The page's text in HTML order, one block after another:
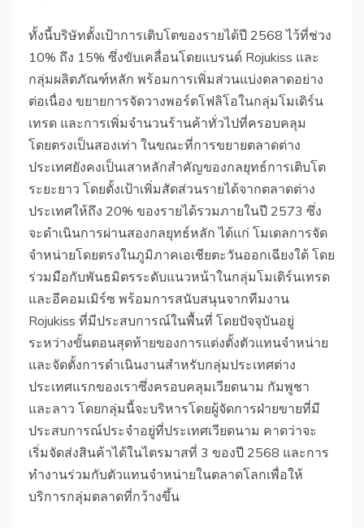
ทั้งนี้บริษัทตั้งเป้าการเติบโตของรายได้ปี 2568 ไว้ที่ช่วง
10% ถึง 15% ซึ่งขับเคลื่อนโดยแบรนด์ Rojukiss และ
กลุ่มผลิตภัณฑ์หลัก พร้อมการเพิ่มส่วนแบ่งตลาดอย่าง
ต่อเนื่อง ขยายการจัดวางพอร์ตโฟลิโอในกลุ่มโมเดิร์น
เทรด และการเพิ่มจำนวนร้านค้าทั่วไปที่ครอบคลุม
โดยตรงเป็นสองเท่า ในขณะที่การขยายตลาดต่าง
ประเทศยังคงเป็นเสาหลักสำคัญของกลยุทธ์การเติบโต
ระยะยาว โดยตั้งเป้าเพิ่มสัดส่วนรายได้จากตลาดต่าง
ประเทศให้ถึง 20% ของรายได้รวมภายในปี 2573 ซึ่ง
จะดำเนินการผ่านสองกลยุทธ์หลัก ได้แก่ โมเดลการจัด
จำหน่ายโดยตรงในภูมิภาคเอเชียตะวันออกเฉียงใต้ โดย
ร่วมมือกับพันธมิตรระดับแนวหน้าในกลุ่มโมเดิร์นเทรด
และอีคอมเมิร์ซ พร้อมการสนับสนุนจากทีมงาน
Rojukiss ที่มีประสบการณ์ในพื้นที่ โดยปัจจุบันอยู่
ระหว่างขั้นตอนสุดท้ายของการแต่งตั้งตัวแทนจำหน่าย
และจัดตั้งการดำเนินงานสำหรับกลุ่มประเทศต่าง
ประเทศแรกของเราซึ่งครอบคลุมเวียดนาม กัมพูชา
และลาว โดยกลุ่มนี้จะบริหารโดยผู้จัดการฝ่ายขายที่มี
ประสบการณ์ประจำอยู่ที่ประเทศเวียดนาม คาดว่าจะ
เริ่มจัดส่งสินค้าได้ในไตรมาสที่ 3 ของปี 2568 และการ
ทำงานร่วมกับตัวแทนจำหน่ายในตลาดโลกเพื่อให้
บริการกลุ่มตลาดที่กว้างขึ้น